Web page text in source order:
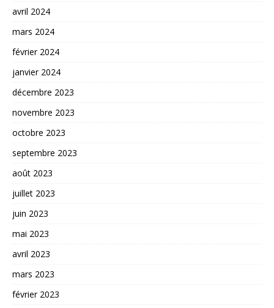
avril 2024
mars 2024
février 2024
janvier 2024
décembre 2023
novembre 2023
octobre 2023
septembre 2023
août 2023
juillet 2023
juin 2023
mai 2023
avril 2023
mars 2023
février 2023